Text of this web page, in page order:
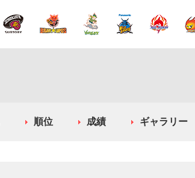
順位 成績 ギャラリー